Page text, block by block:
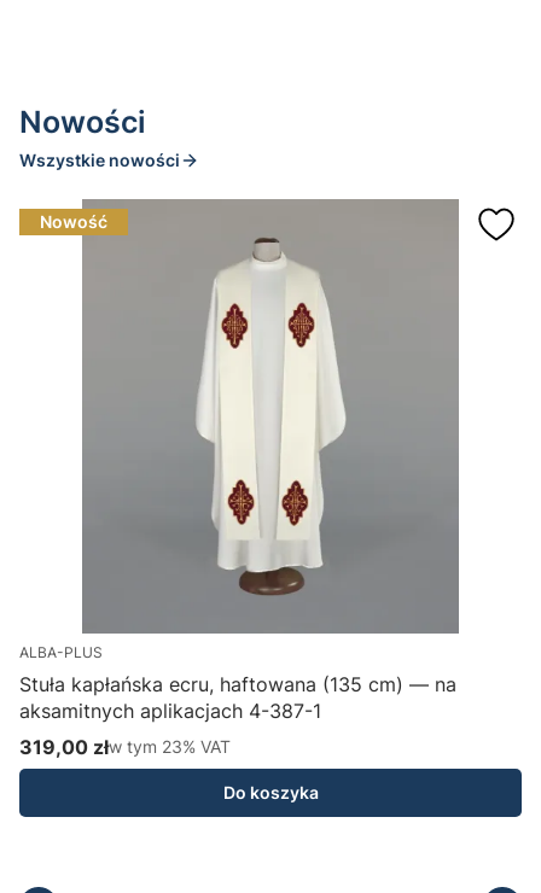
Nowości
Wszystkie nowości
Nowość
ALBA-PLUS
Stuła kapłańska ecru, haftowana (135 cm) — na
aksamitnych aplikacjach 4-387-1
Cena brutto
319,00 złw tym %s VAT
w tym 23% VAT
Do koszyka